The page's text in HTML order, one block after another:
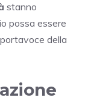
stanno
possa essere
della